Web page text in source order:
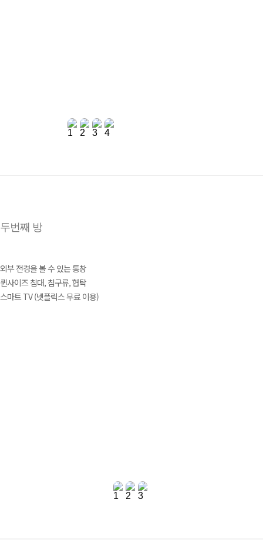
두번째 방
외부 전경을 볼 수 있는 통창
퀸사이즈 침대, 침구류, 협탁
스마트 TV (넷플릭스 무료 이용)